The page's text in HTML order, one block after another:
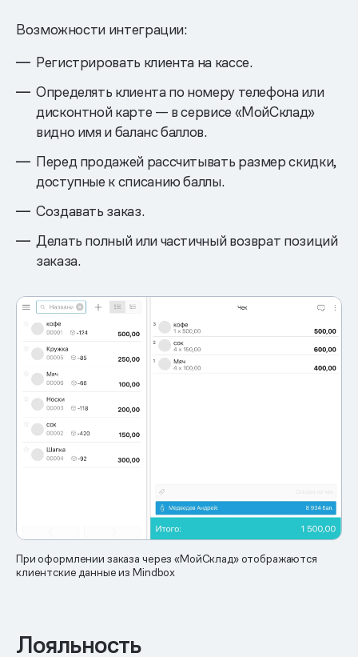
Возможности интеграции:
Регистрировать клиента на кассе.
Определять клиента по номеру телефона или
дисконтной карте — в сервисе «МойСклад»
видно имя и баланс баллов.
Перед продажей рассчитывать размер скидки,
доступные к списанию баллы.
Создавать заказ.
Делать полный или частичный возврат позиций
заказа.
При оформлении заказа через «МойСклад» отображаются
клиентские данные из Mindbox
Лояльность